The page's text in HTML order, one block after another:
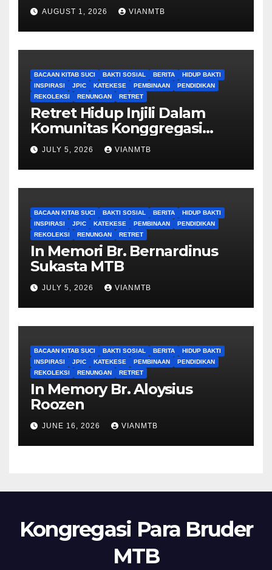
AUGUST 1, 2026 VIANMTB
BACAAN KITAB SUCI BAKTI SOSIAL BERITA
HIDUP BAKTI
INSPIRASI
JPIC KATEKESE PEMBINAAN
PENDIDIKAN
REKOLEKSI
RENUNGAN RETRET
Retret Hidup Injili Dalam
Komunitas Konggregasi
Bruder Maria Tak Bernoda
JULY 5, 2026 VIANMTB
BACAAN KITAB SUCI BAKTI SOSIAL BERITA
HIDUP BAKTI
INSPIRASI
JPIC KATEKESE PEMBINAAN
PENDIDIKAN
REKOLEKSI
RENUNGAN RETRET
In Memori Br. Bernardinus
Sukasta MTB
JULY 5, 2026 VIANMTB
BACAAN KITAB SUCI BAKTI SOSIAL BERITA
HIDUP BAKTI
INSPIRASI
JPIC KATEKESE PEMBINAAN
PENDIDIKAN
REKOLEKSI
RENUNGAN RETRET
In Memory Br. Aloysius
Roozen
JUNE 16, 2026 VIANMTB
Kongregasi Para Bruder
MTB